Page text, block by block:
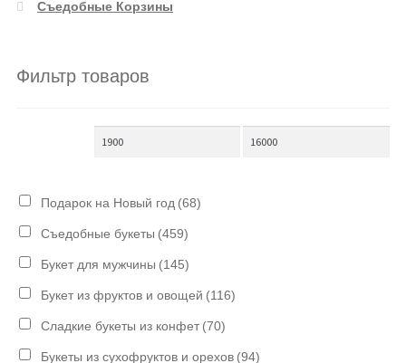
Съедобные Корзины
Фильтр товаров
Подарок на Новый год (68)
Съедобные букеты (459)
Букет для мужчины (145)
Букет из фруктов и овощей (116)
Сладкие букеты из конфет (70)
Букеты из сухофруктов и орехов (94)